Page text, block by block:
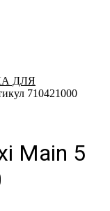
ДЛЯ
710421000
Main 5